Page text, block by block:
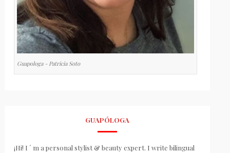
Guapologa - Patricia Soto
GUAPÓLOGA
¡Hi! I ´ m a personal stylist & beauty expert. I write bilingual